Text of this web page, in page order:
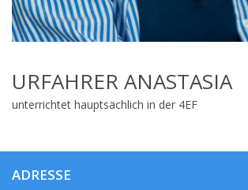
URFAHRER ANASTASIA
unterrichtet hauptsächlich in der 4EF
ADRESSE